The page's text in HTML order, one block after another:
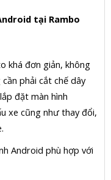
tại Rambo
khá đơn giản, không
phải cắt chế dây
đặt màn hình
xe cũng như thay đổi,
Android phù hợp với